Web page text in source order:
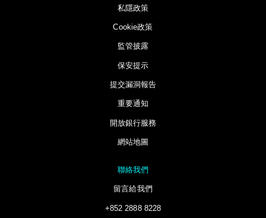
私隱政策
Cookie政策
監管披露
保安提示
提交漏洞報告
重要通知
開放銀行服務
網站地圖
聯絡我們
留言給我們
+852 2888 8228